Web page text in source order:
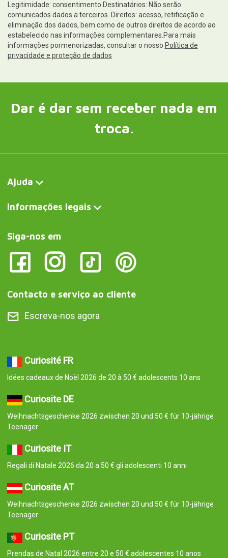
Legitimidade: consentimento.Destinatários: Não serão
comunicados dados a terceiros. Direitos: acesso, retificação e
eliminação dos dados, bem como de outros direitos de acordo ao
estabelecido nas informações complementares.Para mais
informações pormenorizadas, consultar o nosso Política de
privacidade e proteção de dados
Dar é dar sem receber nada em
troca.
Ajuda
Informações legais
Siga-nos em
Contacto e serviço ao cliente
Escreva-nos agora
Curiosité FR
Idées cadeaux de Noël 2026 de 20 à 50 € adolescents 10 ans
Curiosite DE
Weihnachtsgeschenke 2026 zwischen 20 und 50 € für 10-jährige
Teenager
Curiosite IT
Regali di Natale 2026 da 20 a 50 € gli adolescenti 10 anni
Curiosite AT
Weihnachtsgeschenke 2026 zwischen 20 und 50 € für 10-jährige
Teenager
Curiosite PT
Prendas de Natal 2026 entre 20 e 50 € adolescentes 10 anos